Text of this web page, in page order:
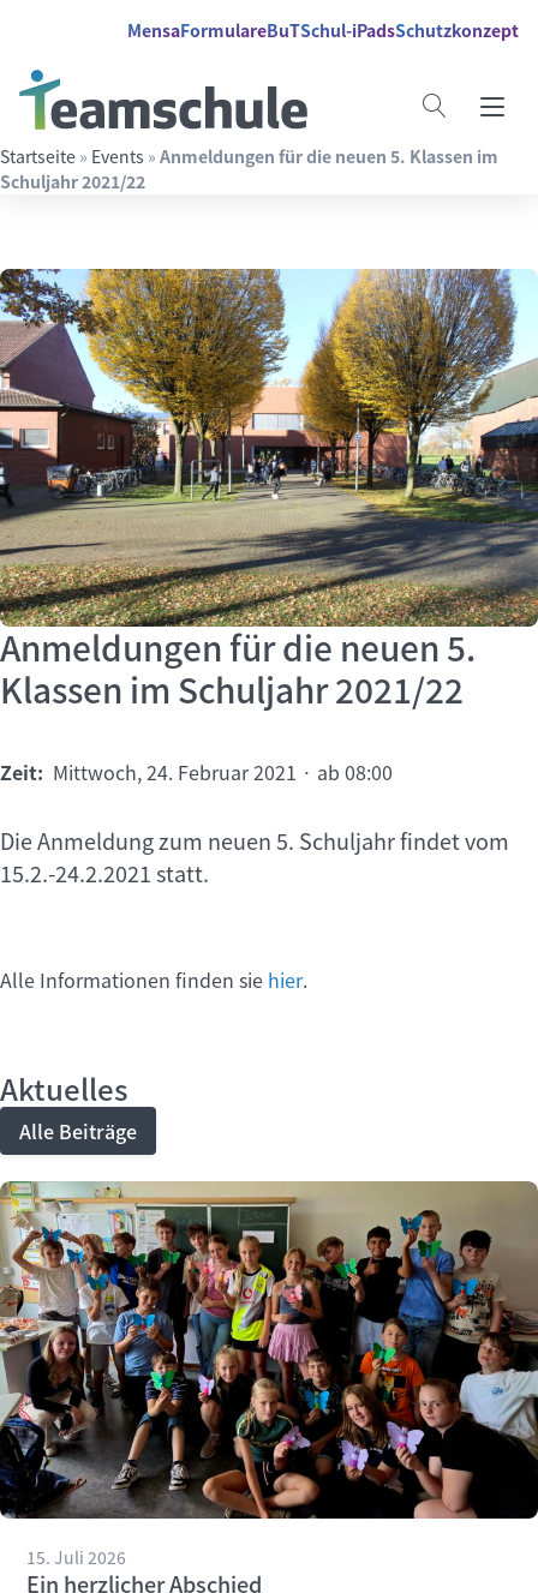
MensaFormulareBuTSchul-iPadsSchutzkonzept
Suchbegriff eingeben
Startseite » Events » Anmeldungen für die neuen 5. Klassen im
Schuljahr 2021/22
Anmeldungen für die neuen 5.
Klassen im Schuljahr 2021/22
Zeit: Mittwoch, 24. Februar 2021 · ab 08:00
Die Anmeldung zum neuen 5. Schuljahr findet vom
15.2.-24.2.2021 statt.
Alle Informationen finden sie hier.
Aktuelles
Alle Beiträge
15. Juli 2026
Ein herzlicher Abschied